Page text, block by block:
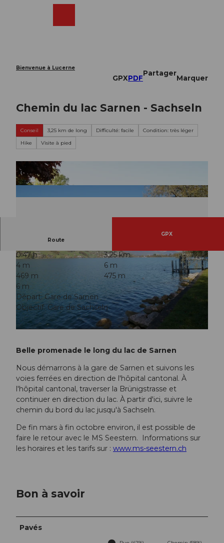
Bienvenue à Lucerne
GPXPDF
Partager
Marquer
Chemin du lac Sarnen - Sachseln
Conseil 3,25 km de long Difficulté: facile
Condition: très léger
Hike
Visite à pied
© Obwalden Tourismus, Obwalden Tourismus
Route
GPX
0:47 h
3,25 km
4 m
6 m
469 m
475 m
6 m
Départ: Gare de Sarnen
Objectif: Gare de Sachseln
Belle promenade le long du lac de Sarnen
Nous démarrons à la gare de Sarnen et suivons les
voies ferrées en direction de l'hôpital cantonal. À
l'hôpital cantonal, traverser la Brünigstrasse et
continuer en direction du lac. À partir d'ici, suivre le
chemin du bord du lac jusqu'à Sachseln.
De fin mars à fin octobre environ, il est possible de
faire le retour avec le MS Seestern. Informations sur
les horaires et les tarifs sur : www.ms-seestern.ch
Bon à savoir
Pavés